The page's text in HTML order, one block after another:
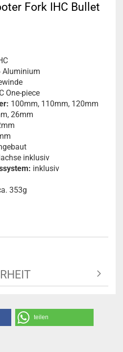
Fork IHC Bullet
Aluminium
One-piece
100mm, 110mm, 120mm
26mm
inklusiv
inklusiv
353g
teilen